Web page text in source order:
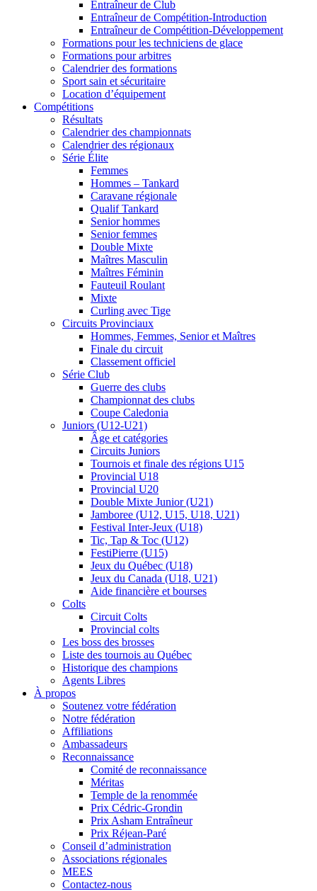
Entraîneur de Club
Entraîneur de Compétition-Introduction
Entraîneur de Compétition-Développement
Formations pour les techniciens de glace
Formations pour arbitres
Calendrier des formations
Sport sain et sécuritaire
Location d’équipement
Compétitions
Résultats
Calendrier des championnats
Calendrier des régionaux
Série Élite
Femmes
Hommes – Tankard
Caravane régionale
Qualif Tankard
Senior hommes
Senior femmes
Double Mixte
Maîtres Masculin
Maîtres Féminin
Fauteuil Roulant
Mixte
Curling avec Tige
Circuits Provinciaux
Hommes, Femmes, Senior et Maîtres
Finale du circuit
Classement officiel
Série Club
Guerre des clubs
Championnat des clubs
Coupe Caledonia
Juniors (U12-U21)
Âge et catégories
Circuits Juniors
Tournois et finale des régions U15
Provincial U18
Provincial U20
Double Mixte Junior (U21)
Jamboree (U12, U15, U18, U21)
Festival Inter-Jeux (U18)
Tic, Tap & Toc (U12)
FestiPierre (U15)
Jeux du Québec (U18)
Jeux du Canada (U18, U21)
Aide financière et bourses
Colts
Circuit Colts
Provincial colts
Les boss des brosses
Liste des tournois au Québec
Historique des champions
Agents Libres
À propos
Soutenez votre fédération
Notre fédération
Affiliations
Ambassadeurs
Reconnaissance
Comité de reconnaissance
Méritas
Temple de la renommée
Prix Cédric-Grondin
Prix Asham Entraîneur
Prix Réjean-Paré
Conseil d’administration
Associations régionales
MEES
Contactez-nous